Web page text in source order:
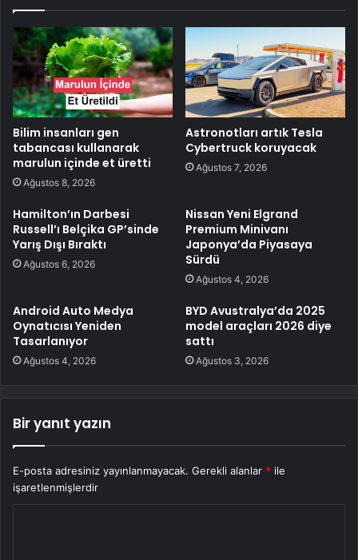
Bilim insanları gen
tabancası kullanarak
marulun içinde et üretti
Ağustos 8, 2026
Astronotları artık Tesla
Cybertruck koruyacak
Ağustos 7, 2026
Hamilton’ın Darbesi
Russell’ı Belçika GP’sinde
Yarış Dışı Bıraktı
Ağustos 6, 2026
Nissan Yeni Elgrand
Premium Minivanı
Japonya’da Piyasaya
Sürdü
Ağustos 4, 2026
Android Auto Medya
Oynatıcısı Yeniden
Tasarlanıyor
Ağustos 4, 2026
BYD Avustralya’da 2025
model araçları 2026 diye
sattı
Ağustos 3, 2026
Bir yanıt yazın
E-posta adresiniz yayınlanmayacak. Gerekli alanlar * ile
işaretlenmişlerdir